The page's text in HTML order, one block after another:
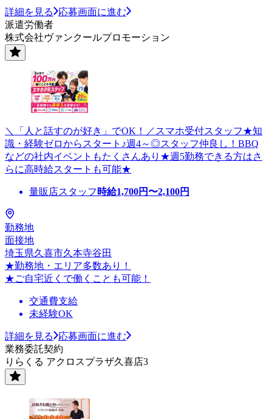
詳細を見る
応募画面に進む
派遣労働者
株式会社ヴァンクールプロモーション
＼「人と話すのが好き」でOK！／スマホ受付スタッフ★知
識・経験ゼロからスタート♪週4～◎スタッフ仲良し！BBQ
などの社内イベントもたくさんあり★週5勤務できる方はさ
らに高時給スタートも可能★
量販店スタッフ 時給1,700円〜2,100円
勤務地
面接地
埼玉県久喜市久本寺谷田
★勤務地・エリア多数あり！
★ご自宅近くで働くことも可能！
交通費支給
未経験OK
詳細を見る
応募画面に進む
業務委託契約
りらくる アクロスプラザ久喜店3